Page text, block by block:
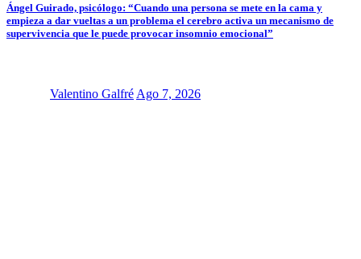
Ángel Guirado, psicólogo: “Cuando una persona se mete en la cama y
empieza a dar vueltas a un problema el cerebro activa un mecanismo de
supervivencia que le puede provocar insomnio emocional”
Valentino GalfréAgo 7, 2026